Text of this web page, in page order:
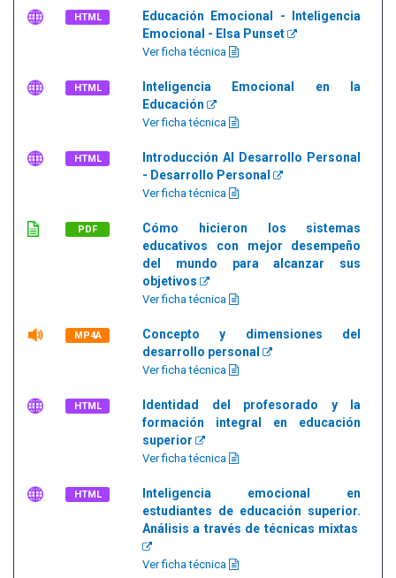
HTML
Educación Emocional - Inteligencia
Emocional - Elsa Punset
Ver ficha técnica
HTML
Inteligencia Emocional en la
Educación
Ver ficha técnica
HTML
Introducción Al Desarrollo Personal
- Desarrollo Personal
Ver ficha técnica
PDF
Cómo hicieron los sistemas
educativos con mejor desempeño
del mundo para alcanzar sus
objetivos
Ver ficha técnica
MP4A
Concepto y dimensiones del
desarrollo personal
Ver ficha técnica
HTML
Identidad del profesorado y la
formación integral en educación
superior
Ver ficha técnica
HTML
Inteligencia emocional en
estudiantes de educación superior.
Análisis a través de técnicas mixtas
Ver ficha técnica